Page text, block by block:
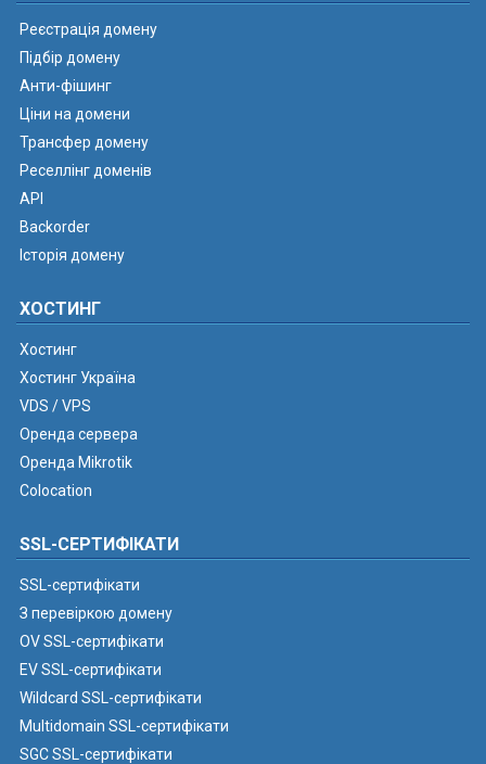
Реєстрація домену
Підбір домену
Анти-фішинг
Ціни на домени
Трансфер домену
Реселлінг доменів
API
Backorder
Історія домену
ХОСТИНГ
Хостинг
Хостинг Україна
VDS / VPS
Оренда сервера
Оренда Mikrotik
Colocation
SSL-СЕРТИФІКАТИ
SSL-сертифікати
З перевіркою домену
OV SSL-сертифікати
EV SSL-сертифікати
Wildcard SSL-сертифікати
Multidomain SSL-сертифікати
SGC SSL-сертифікати